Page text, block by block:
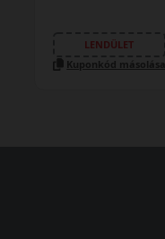
LENDÜLET
Kuponkód másolása